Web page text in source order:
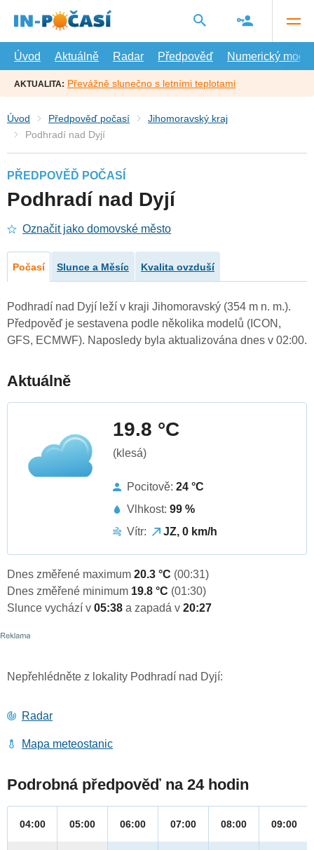
hlavní
Úvod
Aktuálně Radar Předpověď Numerický model
AKTUALITA: Převážně slunečno s letními teplotami
Úvod Předpověď počasí
Jihomoravský kraj
Podhradí nad Dyjí
PŘEDPOVĚĎ POČASÍ
Podhradí nad Dyjí
Označit jako domovské město
Počasí Slunce a Měsíc Kvalita ovzduší
Podhradí nad Dyjí leží v kraji Jihomoravský (354 m n. m.).
Předpověď je sestavena podle několika modelů (ICON,
GFS, ECMWF). Naposledy byla aktualizována dnes v 02:00.
Aktuálně
19.8 °C
(klesá)
Pocitově: 24 °C
Vlhkost: 99 %
Vítr:
JZ, 0 km/h
Dnes změřené maximum 20.3 °C (00:31)
Dnes změřené minimum 19.8 °C (01:30)
Slunce vychází v 05:38 a zapadá v 20:27
Nepřehlédněte z lokality Podhradí nad Dyjí:
Radar
Mapa meteostanic
Podrobná předpověď na 24 hodin
04:00 05:00 06:00 07:00 08:00 09:00